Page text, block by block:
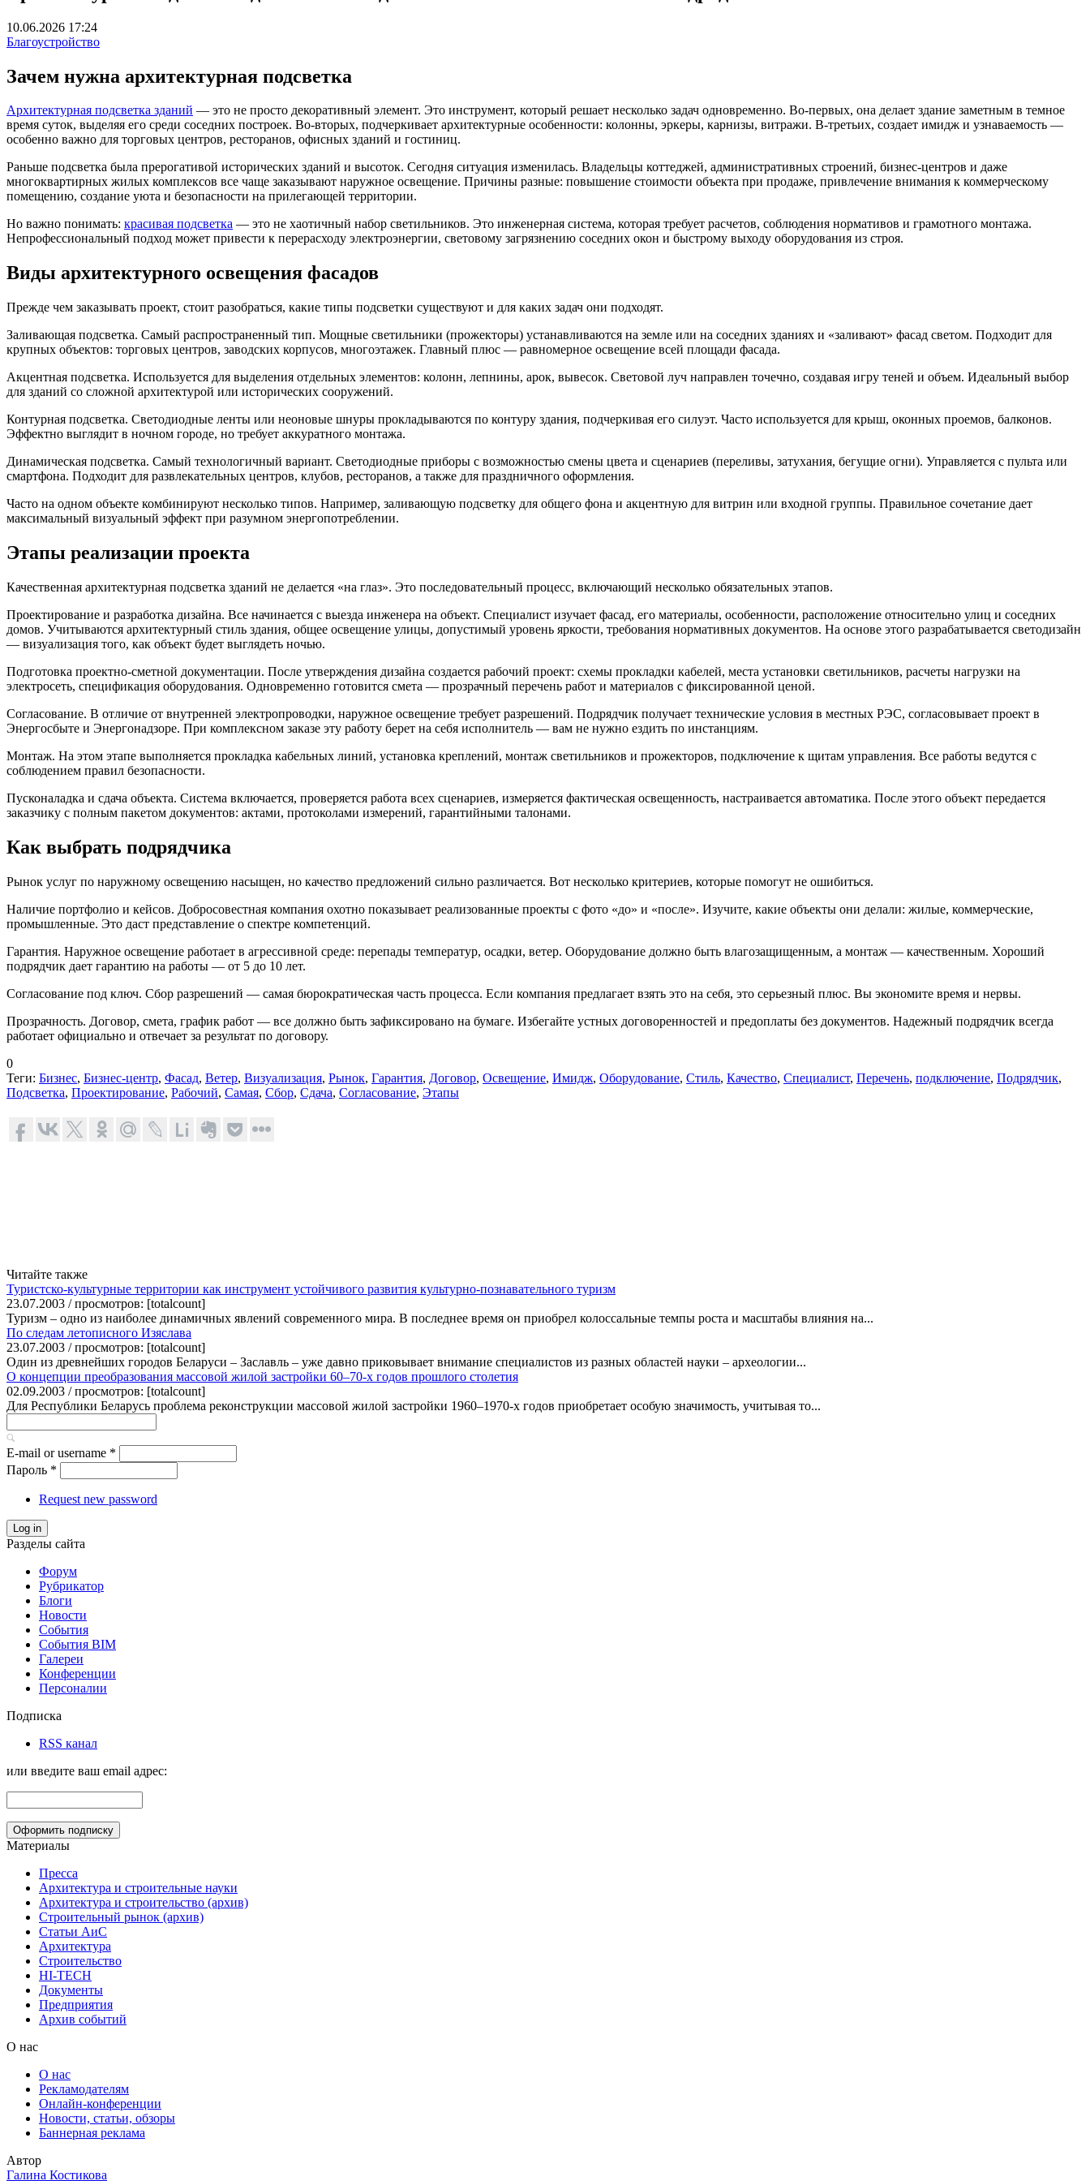
10.06.2026 17:24
Благоустройство
Зачем нужна архитектурная подсветка
Архитектурная подсветка зданий — это не просто декоративный элемент. Это инструмент, который решает несколько задач одновременно. Во-первых, она делает здание заметным в темное
время суток, выделяя его среди соседних построек. Во-вторых, подчеркивает архитектурные особенности: колонны, эркеры, карнизы, витражи. В-третьих, создает имидж и узнаваемость —
особенно важно для торговых центров, ресторанов, офисных зданий и гостиниц.
Раньше подсветка была прерогативой исторических зданий и высоток. Сегодня ситуация изменилась. Владельцы коттеджей, административных строений, бизнес-центров и даже
многоквартирных жилых комплексов все чаще заказывают наружное освещение. Причины разные: повышение стоимости объекта при продаже, привлечение внимания к коммерческому
помещению, создание уюта и безопасности на прилегающей территории.
Но важно понимать: красивая подсветка — это не хаотичный набор светильников. Это инженерная система, которая требует расчетов, соблюдения нормативов и грамотного монтажа.
Непрофессиональный подход может привести к перерасходу электроэнергии, световому загрязнению соседних окон и быстрому выходу оборудования из строя.
Виды архитектурного освещения фасадов
Прежде чем заказывать проект, стоит разобраться, какие типы подсветки существуют и для каких задач они подходят.
Заливающая подсветка. Самый распространенный тип. Мощные светильники (прожекторы) устанавливаются на земле или на соседних зданиях и «заливают» фасад светом. Подходит для
крупных объектов: торговых центров, заводских корпусов, многоэтажек. Главный плюс — равномерное освещение всей площади фасада.
Акцентная подсветка. Используется для выделения отдельных элементов: колонн, лепнины, арок, вывесок. Световой луч направлен точечно, создавая игру теней и объем. Идеальный выбор
для зданий со сложной архитектурой или исторических сооружений.
Контурная подсветка. Светодиодные ленты или неоновые шнуры прокладываются по контуру здания, подчеркивая его силуэт. Часто используется для крыш, оконных проемов, балконов.
Эффектно выглядит в ночном городе, но требует аккуратного монтажа.
Динамическая подсветка. Самый технологичный вариант. Светодиодные приборы с возможностью смены цвета и сценариев (переливы, затухания, бегущие огни). Управляется с пульта или
смартфона. Подходит для развлекательных центров, клубов, ресторанов, а также для праздничного оформления.
Часто на одном объекте комбинируют несколько типов. Например, заливающую подсветку для общего фона и акцентную для витрин или входной группы. Правильное сочетание дает
максимальный визуальный эффект при разумном энергопотреблении.
Этапы реализации проекта
Качественная архитектурная подсветка зданий не делается «на глаз». Это последовательный процесс, включающий несколько обязательных этапов.
Проектирование и разработка дизайна. Все начинается с выезда инженера на объект. Специалист изучает фасад, его материалы, особенности, расположение относительно улиц и соседних
домов. Учитываются архитектурный стиль здания, общее освещение улицы, допустимый уровень яркости, требования нормативных документов. На основе этого разрабатывается светодизайн
— визуализация того, как объект будет выглядеть ночью.
Подготовка проектно-сметной документации. После утверждения дизайна создается рабочий проект: схемы прокладки кабелей, места установки светильников, расчеты нагрузки на
электросеть, спецификация оборудования. Одновременно готовится смета — прозрачный перечень работ и материалов с фиксированной ценой.
Согласование. В отличие от внутренней электропроводки, наружное освещение требует разрешений. Подрядчик получает технические условия в местных РЭС, согласовывает проект в
Энергосбыте и Энергонадзоре. При комплексном заказе эту работу берет на себя исполнитель — вам не нужно ездить по инстанциям.
Монтаж. На этом этапе выполняется прокладка кабельных линий, установка креплений, монтаж светильников и прожекторов, подключение к щитам управления. Все работы ведутся с
соблюдением правил безопасности.
Пусконаладка и сдача объекта. Система включается, проверяется работа всех сценариев, измеряется фактическая освещенность, настраивается автоматика. После этого объект передается
заказчику с полным пакетом документов: актами, протоколами измерений, гарантийными талонами.
Как выбрать подрядчика
Рынок услуг по наружному освещению насыщен, но качество предложений сильно различается. Вот несколько критериев, которые помогут не ошибиться.
Наличие портфолио и кейсов. Добросовестная компания охотно показывает реализованные проекты с фото «до» и «после». Изучите, какие объекты они делали: жилые, коммерческие,
промышленные. Это даст представление о спектре компетенций.
Гарантия. Наружное освещение работает в агрессивной среде: перепады температур, осадки, ветер. Оборудование должно быть влагозащищенным, а монтаж — качественным. Хороший
подрядчик дает гарантию на работы — от 5 до 10 лет.
Согласование под ключ. Сбор разрешений — самая бюрократическая часть процесса. Если компания предлагает взять это на себя, это серьезный плюс. Вы экономите время и нервы.
Прозрачность. Договор, смета, график работ — все должно быть зафиксировано на бумаге. Избегайте устных договоренностей и предоплаты без документов. Надежный подрядчик всегда
работает официально и отвечает за результат по договору.
0
Теги: Бизнес, Бизнес-центр, Фасад, Ветер, Визуализация, Рынок, Гарантия, Договор, Освещение, Имидж, Оборудование, Стиль, Качество, Специалист, Перечень, подключение, Подрядчик,
Подсветка, Проектирование, Рабочий, Самая, Сбор, Сдача, Согласование, Этапы
Читайте также
Туристско-культурные территории как инструмент устойчивого развития культурно-познавательного туризм
23.07.2003 / просмотров: [totalcount]
Туризм – одно из наиболее динамичных явлений современного мира. В последнее время он приобрел колоссальные темпы роста и масштабы влияния на...
По следам летописного Изяслава
23.07.2003 / просмотров: [totalcount]
Один из древнейших городов Беларуси – Заславль – уже давно приковывает внимание специалистов из разных областей науки – археологии...
О концепции преобразования массовой жилой застройки 60–70-х годов прошлого столетия
02.09.2003 / просмотров: [totalcount]
Для Республики Беларусь проблема реконструкции массовой жилой застройки 1960–1970-х годов приобретает особую значимость, учитывая то...
E-mail or username *
Пароль *
Request new password
Log in
Разделы сайта
Форум
Рубрикатор
Блоги
Новости
События
События BIM
Галереи
Конференции
Персоналии
Подписка
RSS канал
или введите ваш email адрес:
Материалы
Пресса
Архитектура и строительные науки
Архитектура и строительство (архив)
Строительный рынок (архив)
Статьи АиС
Архитектура
Строительство
HI-TECH
Документы
Предприятия
Архив событий
О нас
О нас
Рекламодателям
Онлайн-конференции
Новости, статьи, обзоры
Баннерная реклама
Автор
Галина Костикова